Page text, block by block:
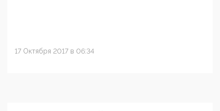
17 Октября 2017 в 06:34